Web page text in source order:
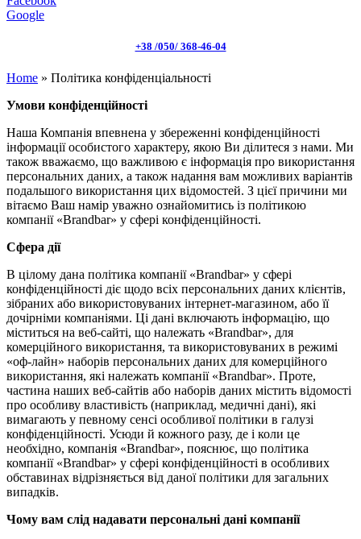
Google
+38 /050/ 368-46-04
Home » Політика конфіденціальності
Умови конфіденційності
Наша Компанія впевнена у збереженні конфіденційності
інформації особистого характеру, якою Ви ділитеся з нами. Ми
також вважаємо, що важливою є інформація про використання
персональних даних, а також надання вам можливих варіантів
подальшого використання цих відомостей. З цієї причини ми
вітаємо Ваш намір уважно ознайомитись із політикою
компанії «Brandbar» у сфері конфіденційності.
Сфера дії
В цілому дана політика компанії «Brandbar» у сфері
конфіденційності діє щодо всіх персональних даних клієнтів,
зібраних або використовуваних інтернет-магазином, або її
дочірніми компаніями. Ці дані включають інформацію, що
міститься на веб-сайті, що належать «Brandbar», для
комерційного використання, та використовуваних в режимі
«оф-лайн» наборів персональних даних для комерційного
використання, які належать компанії «Brandbar». Проте,
частина наших веб-сайтів або наборів даних містить відомості
про особливу властивість (наприклад, медичні дані), які
вимагають у певному сенсі особливої ​​політики в галузі
конфіденційності. Усюди й кожного разу, де і коли це
необхідно, компанія «Brandbar», пояснює, що політика
компанії «Brandbar» у сфері конфіденційності в особливих
обставинах відрізняється від даної політики для загальних
випадків.
Чому вам слід надавати персональні дані компанії